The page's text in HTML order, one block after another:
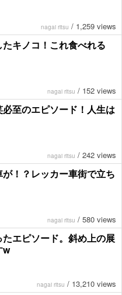
nagai ritsu / 1,259 views
キノコ！これ食べれる
nagai ritsu / 152 views
至のエピソード！人生は
nagai ritsu / 242 views
！？レッカー車街で立ち
nagai ritsu / 580 views
エピソード。斜め上の展
w
nagai ritsu / 13,210 views